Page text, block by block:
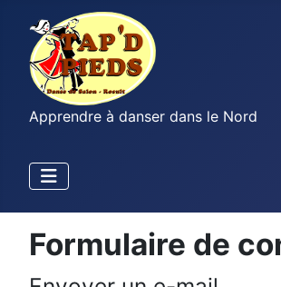
Apprendre à danser dans le Nord
Formulaire de